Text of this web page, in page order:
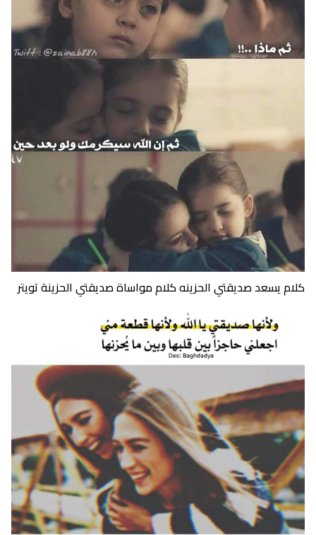
كلام يسعد صديقتي الحزينه كلام مواساة صديقتي الحزينة تويتر